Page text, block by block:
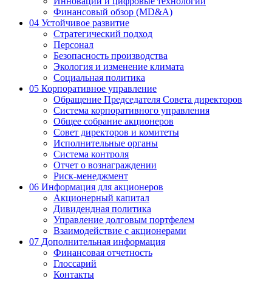
Финансовый обзор (MD&A)
04 Устойчивое развитие
Стратегический подход
Персонал
Безопасность производства
Экология и изменение климата
Социальная политика
05 Корпоративное управление
Обращение Председателя Совета директоров
Система корпоративного управления
Общее собрание акционеров
Совет директоров и комитеты
Исполнительные органы
Система контроля
Отчет о вознаграждении
Риск-менеджмент
06 Информация для акционеров
Акционерный капитал
Дивидендная политика
Управление долговым портфелем
Взаимодействие с акционерами
07 Дополнительная информация
Финансовая отчетность
Глоссарий
Контакты